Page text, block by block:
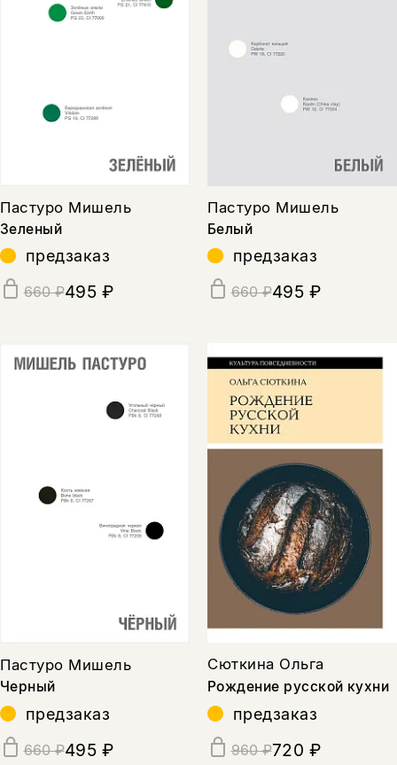
Пастуро Мишель
Зеленый
предзаказ
660 ₽495 ₽
Пастуро Мишель
Белый
предзаказ
660 ₽495 ₽
Пастуро Мишель
Черный
предзаказ
660 ₽495 ₽
Сюткина Ольга
Рождение русской кухни
предзаказ
960 ₽720 ₽